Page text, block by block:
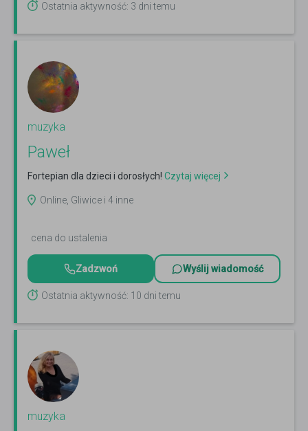
Ostatnia aktywność: 3 dni temu
muzyka
Paweł
Fortepian dla dzieci i dorosłych! Czytaj więcej
Online, Gliwice i 4 inne
cena do ustalenia
Zadzwoń Wyślij wiadomość
Ostatnia aktywność: 10 dni temu
muzyka